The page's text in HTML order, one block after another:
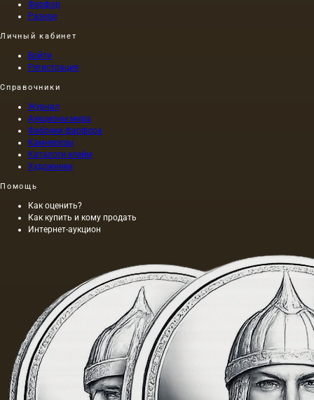
Фарфор
Разное
Личный кабинет
Войти
Регистрация
Справочники
Журнал
Аукционы мира
Фабрики фарфора
Камнерезы
Каталоги клейм
Художники
Помощь
Как оценить?
Как купить и кому продать
Интернет-аукцион